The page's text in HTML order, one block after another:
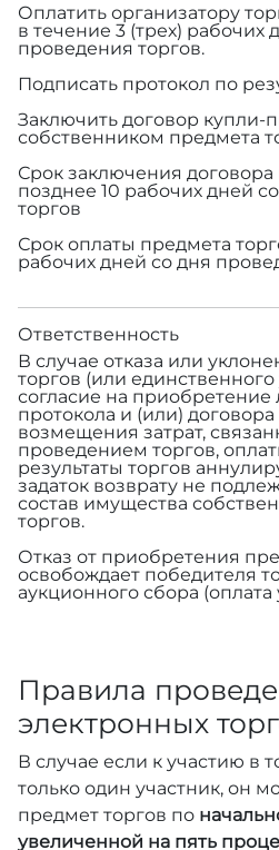
Оплатить организатору
в течение 3 (трех) рабочих
проведения торгов.
Подписать протокол по
Заключить договор купли-
собственником предмета
Срок заключения
позднее 10 рабочих дней
торгов
Срок оплаты предмета
рабочих дней со дня
Ответственность
В случае отказа или
торгов (или
согласие на приобретение
протокола и (или)
возмещения затрат,
проведением торгов,
результаты торгов
задаток возврату не
состав имущества
торгов.
Отказ от приобретения
освобождает победителя
аукционного сбора (оплата
Правила
электронных
В случае если к участию в
только один участник, он
предмет торгов по
увеличенной на пять